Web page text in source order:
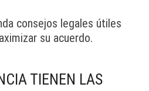
consejos legales útiles
su acuerdo.
TIENEN LAS